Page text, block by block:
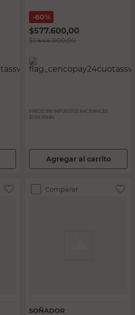
60%
$577.600,00
$1.444.000,00
PRECIO SIN IMPUESTOS NACIONALES:
$1.125.619,84
Agregar al carrito
Comparar
SOÑADOR